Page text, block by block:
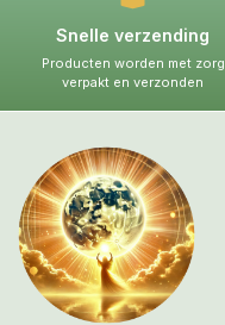
Snelle verzending
Producten worden met zorg
verpakt en verzonden